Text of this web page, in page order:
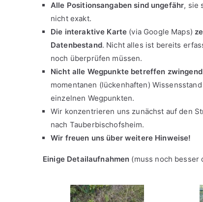
Alle Positionsangaben sind ungefähr, sie
nicht exakt.
Die interaktive Karte (via Google Maps)
Datenbestand. Nicht alles ist bereits
noch überprüfen müssen.
Nicht alle Wegpunkte betreffen
momentanen (lückenhaften)
einzelnen Wegpunkten.
Wir konzentrieren uns zunächst auf den
nach Tauberbischofsheim.
Wir freuen uns über weitere Hinweise!
Einige Detailaufnahmen (muss noch besser